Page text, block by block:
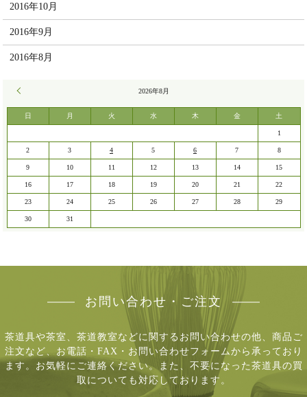
2016年10月
2016年9月
2016年8月
2026年8月
日 月 火 水 木 金 土
1
2 3 4 5 6 7 8
9 10 11 12 13 14 15
16 17 18 19 20 21 22
23 24 25 26 27 28 29
30 31
お問い合わせ・ご注文
茶道具や茶室、茶道教室などに関するお問い合わせの他、商品ご
注文など、 お電話・FAX・お問い合わせフォームから承っており
ます。お気軽にご連絡ください。 また、不要になった茶道具の買
取についても対応しております。